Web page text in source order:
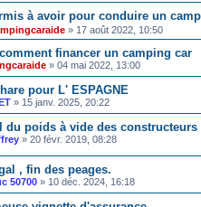
à avoir pour conduire un
» 17 août 2022, 10:50
financer un camping car
» 04 mai 2022, 13:00
pour L' ESPAGNE
» 15 janv. 2025, 20:22
du poids à vide des constructeurs
» 20 févr. 2019, 08:28
, fin des peages.
50700 » 10 déc. 2024, 16:18